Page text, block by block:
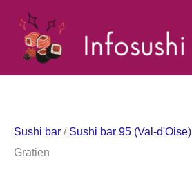
contenu
Sushi bar / Sushi bar 95 (Val-d'Oise)
Gratien